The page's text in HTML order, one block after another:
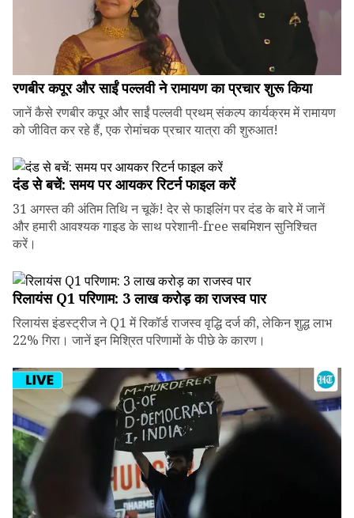
रणबीर कपूर और साईं पल्लवी ने रामायण का प्रचार शुरू किया
जानें कैसे रणबीर कपूर और साईं पल्लवी प्रथम् संकल्प कार्यक्रम में रामायण
को जीवित कर रहे हैं, एक रोमांचक प्रचार यात्रा की शुरुआत!
दंड से बचें: समय पर आयकर रिटर्न फाइल करें
31 अगस्त की अंतिम तिथि न चूकें! देर से फाइलिंग पर दंड के बारे में जानें
और हमारी आवश्यक गाइड के साथ परेशानी-free सबमिशन सुनिश्चित
करें।
रिलायंस Q1 परिणाम: ₹3 लाख करोड़ का राजस्व पार
रिलायंस इंडस्ट्रीज ने Q1 में रिकॉर्ड राजस्व वृद्धि दर्ज की, लेकिन शुद्ध लाभ
22% गिरा। जानें इन मिश्रित परिणामों के पीछे के कारण।